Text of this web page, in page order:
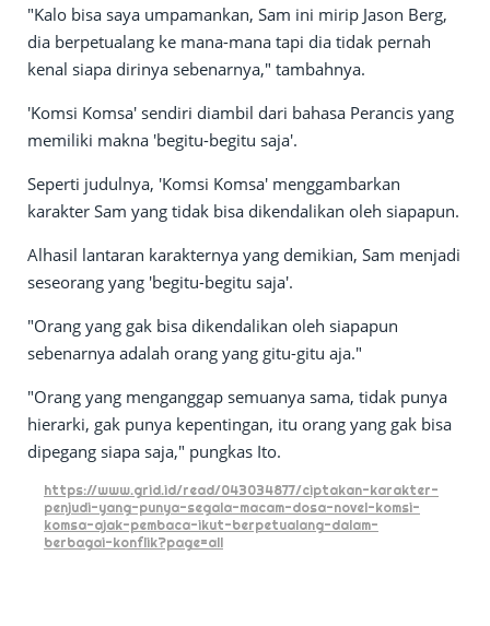
"Kalo bisa saya umpamankan, Sam ini mirip Jason Berg,
dia berpetualang ke mana-mana tapi dia tidak pernah
kenal siapa dirinya sebenarnya," tambahnya.
'Komsi Komsa' sendiri diambil dari bahasa Perancis yang
memiliki makna 'begitu-begitu saja'.
Seperti judulnya, 'Komsi Komsa' menggambarkan
karakter Sam yang tidak bisa dikendalikan oleh siapapun.
Alhasil lantaran karakternya yang demikian, Sam menjadi
seseorang yang 'begitu-begitu saja'.
"Orang yang gak bisa dikendalikan oleh siapapun
sebenarnya adalah orang yang gitu-gitu aja."
"Orang yang menganggap semuanya sama, tidak punya
hierarki, gak punya kepentingan, itu orang yang gak bisa
dipegang siapa saja," pungkas Ito.
https://www.grid.id/read/043034877/ciptakan-karakter-
penjudi-yang-punya-segala-macam-dosa-novel-komsi-
komsa-ajak-pembaca-ikut-berpetualang-dalam-
berbagai-konflik?page=all